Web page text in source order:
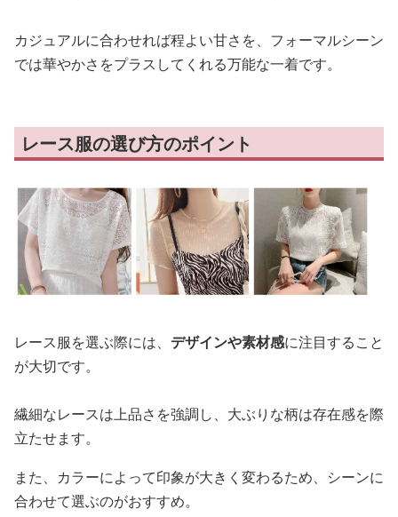
カジュアルに合わせれば程よい甘さを、フォーマルシーン
では華やかさをプラスしてくれる万能な一着です。
レース服の選び方のポイント
レース服を選ぶ際には、 デザインや素材感に注目すること
が大切です。
繊細なレースは上品さを強調し、大ぶりな柄は存在感を際
立たせます。
また、カラーによって印象が大きく変わるため、シーンに
合わせて選ぶのがおすすめ。